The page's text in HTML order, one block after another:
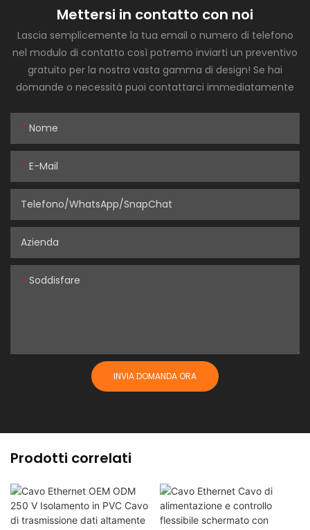
Mettersi in contatto con noi
Lascia semplicemente la tua email o numero di telefono
nel modulo di contatto così potremo inviarti un preventivo
gratuito per la nostra vasta gamma di design! Se hai
domande o necessità puoi contattarci immediatamente
Nome
E-Mail
Telefono/WhatsApp/SnapChat
Azienda
Soddisfare
INVIA DOMANDA ORA
Prodotti correlati